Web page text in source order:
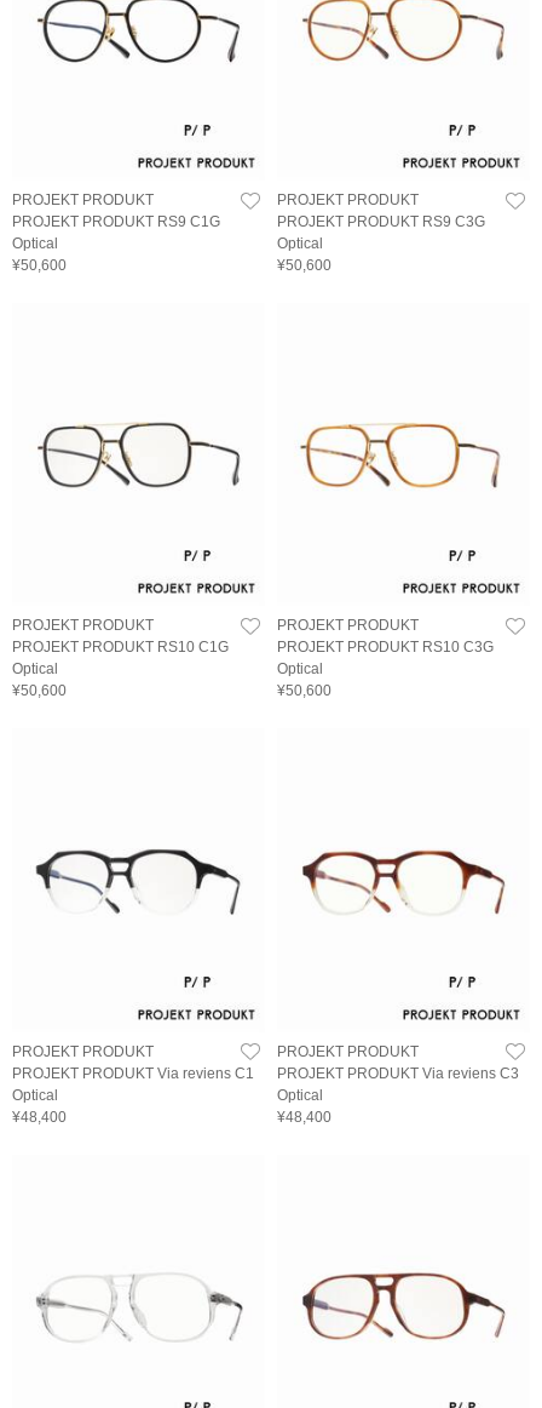
PROJEKT PRODUKT
PROJEKT PRODUKT RS9 C1G
Optical
¥50,600
PROJEKT PRODUKT
PROJEKT PRODUKT RS9 C3G
Optical
¥50,600
PROJEKT PRODUKT
PROJEKT PRODUKT RS10 C1G
Optical
¥50,600
PROJEKT PRODUKT
PROJEKT PRODUKT RS10 C3G
Optical
¥50,600
PROJEKT PRODUKT
PROJEKT PRODUKT Via reviens C1
Optical
¥48,400
PROJEKT PRODUKT
PROJEKT PRODUKT Via reviens C3
Optical
¥48,400